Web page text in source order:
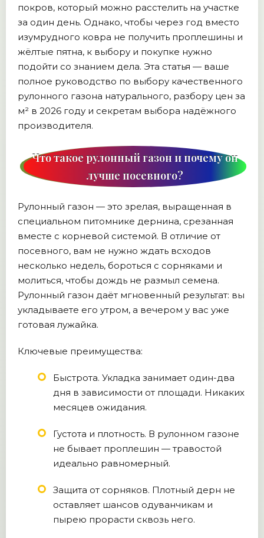
покров, который можно расстелить на участке
за один день. Однако, чтобы через год вместо
изумрудного ковра не получить проплешины и
жёлтые пятна, к выбору и покупке нужно
подойти со знанием дела. Эта статья — ваше
полное руководство по выбору качественного
рулонного газона натурального, разбору цен за
м² в 2026 году и секретам выбора надёжного
производителя.
Что такое рулонный газон и почему он
лучше посевного?
Рулонный газон — это зрелая, выращенная в
специальном питомнике дернина, срезанная
вместе с корневой системой. В отличие от
посевного, вам не нужно ждать всходов
несколько недель, бороться с сорняками и
молиться, чтобы дождь не размыл семена.
Рулонный газон даёт мгновенный результат: вы
укладываете его утром, а вечером у вас уже
готовая лужайка.
Ключевые преимущества:
Быстрота. Укладка занимает один-два
дня в зависимости от площади. Никаких
месяцев ожидания.
Густота и плотность. В рулонном газоне
не бывает проплешин — травостой
идеально равномерный.
Защита от сорняков. Плотный дерн не
оставляет шансов одуванчикам и
пырею прорасти сквозь него.